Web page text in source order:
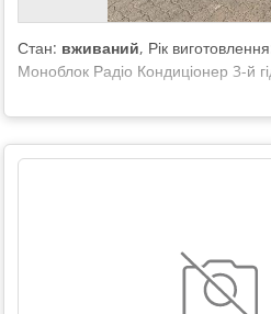
Стан: вживаний, Рік
Моноблок Радіо Кондиціонер 3-й